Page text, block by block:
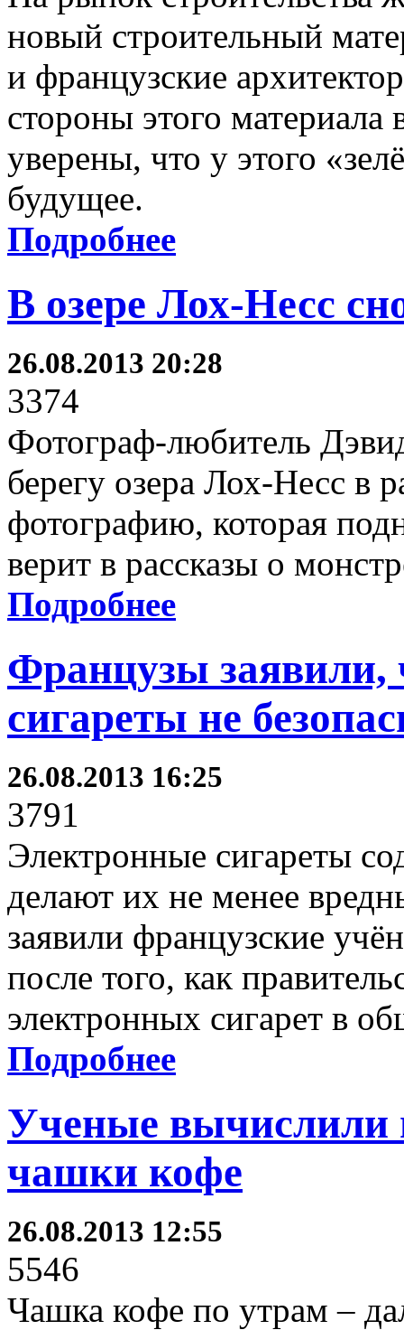
новый строительный
и французские
стороны этого
уверены, что у этого
будущее.
Подробнее
В озере Лох-Несс
26.08.2013 20:28
3374
Фотограф-любитель
берегу озера Лох-Несс в
фотографию, которая
верит в рассказы о
Подробнее
Французы заявили,
сигареты не
26.08.2013 16:25
3791
Электронные сигареты
делают их не менее
заявили французские
после того, как
электронных сигарет в
Подробнее
Ученые вычислили
чашки кофе
26.08.2013 12:55
5546
Чашка кофе по утрам –